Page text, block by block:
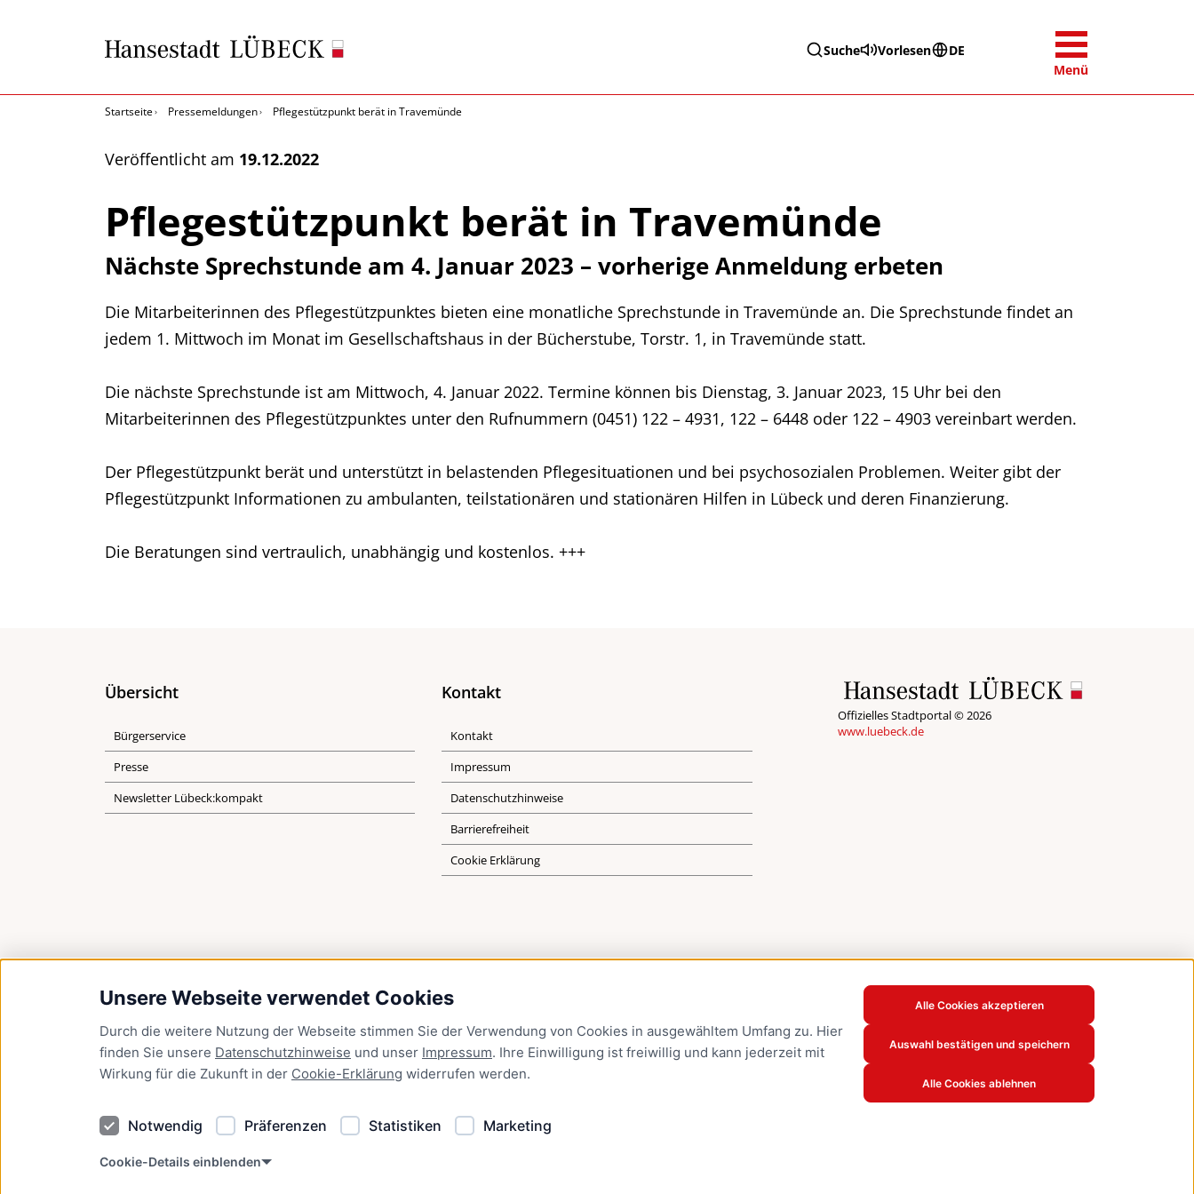
Unsere Webseite verwendet Cookies
Durch die weitere Nutzung der Webseite stimmen Sie der Verwendung von Cookies in ausgewähltem Umfang zu. Hier
finden Sie unsere Datenschutzhinweise und unser Impressum. Ihre Einwilligung ist freiwillig und kann jederzeit mit
Wirkung für die Zukunft in der Cookie-Erklärung widerrufen werden.
Notwendig Präferenzen Statistiken Marketing
Cookie-Details einblenden
Alle Cookies akzeptieren
Auswahl bestätigen und speichern
Alle Cookies ablehnen
Suche Vorlesen
DE
Menü
Startseite Pressemeldungen Pflegestützpunkt berät in Travemünde
Veröffentlicht am 19.12.2022
Pflegestützpunkt berät in Travemünde
Nächste Sprechstunde am 4. Januar 2023 – vorherige Anmeldung erbeten
Die Mitarbeiterinnen des Pflegestützpunktes bieten eine monatliche Sprechstunde in Travemünde an. Die Sprechstunde findet an
jedem 1. Mittwoch im Monat im Gesellschaftshaus in der Bücherstube, Torstr. 1, in Travemünde statt.
Die nächste Sprechstunde ist am Mittwoch, 4. Januar 2022. Termine können bis Dienstag, 3. Januar 2023, 15 Uhr bei den
Mitarbeiterinnen des Pflegestützpunktes unter den Rufnummern (0451) 122 – 4931, 122 – 6448 oder 122 – 4903 vereinbart werden.
Der Pflegestützpunkt berät und unterstützt in belastenden Pflegesituationen und bei psychosozialen Problemen. Weiter gibt der
Pflegestützpunkt Informationen zu ambulanten, teilstationären und stationären Hilfen in Lübeck und deren Finanzierung.
Die Beratungen sind vertraulich, unabhängig und kostenlos. +++
Übersicht
Bürgerservice
Presse
Newsletter Lübeck:kompakt
Kontakt
Kontakt
Impressum
Datenschutzhinweise
Barrierefreiheit
Cookie Erklärung
Offizielles Stadtportal © 2026
www.luebeck.de